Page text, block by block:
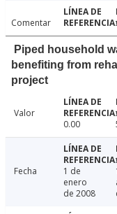
Comentar
Piped household
benefiting from
project
Valor
0.00
Fecha
1 de
enero
de 2008